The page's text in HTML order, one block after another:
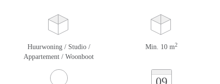
Huurwoning / Studio /
Appartement / Woonboot
Min. 10 m2